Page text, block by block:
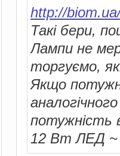
http://
Такі бери,
Лампи не
торгуємо,
Якщо
потужність
12 Вт ЛЕД ~